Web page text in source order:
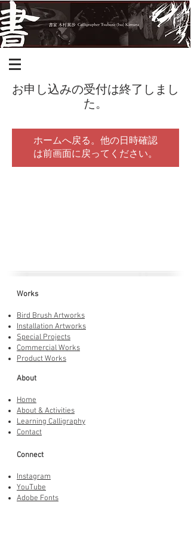
お申し込みの受付は終了しまし
た。
ホームへ戻る。他の日時確認
は前画面に戻ってください。
Works
Bird Brush Artworks
Installation Artworks
Special Projects
Commercial Works
Product Works
About
Home
About & Activities
Learning Calligraphy
Contact
Connect
Instagram
YouTube
Adobe Fonts